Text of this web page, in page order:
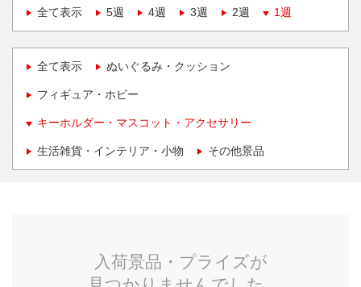
全て表示
5週 4週 3週 2週 1週
全て表示 ぬいぐるみ・クッション
フィギュア・ホビー
キーホルダー・マスコット・アクセサリー
生活雑貨・インテリア・小物 その他景品